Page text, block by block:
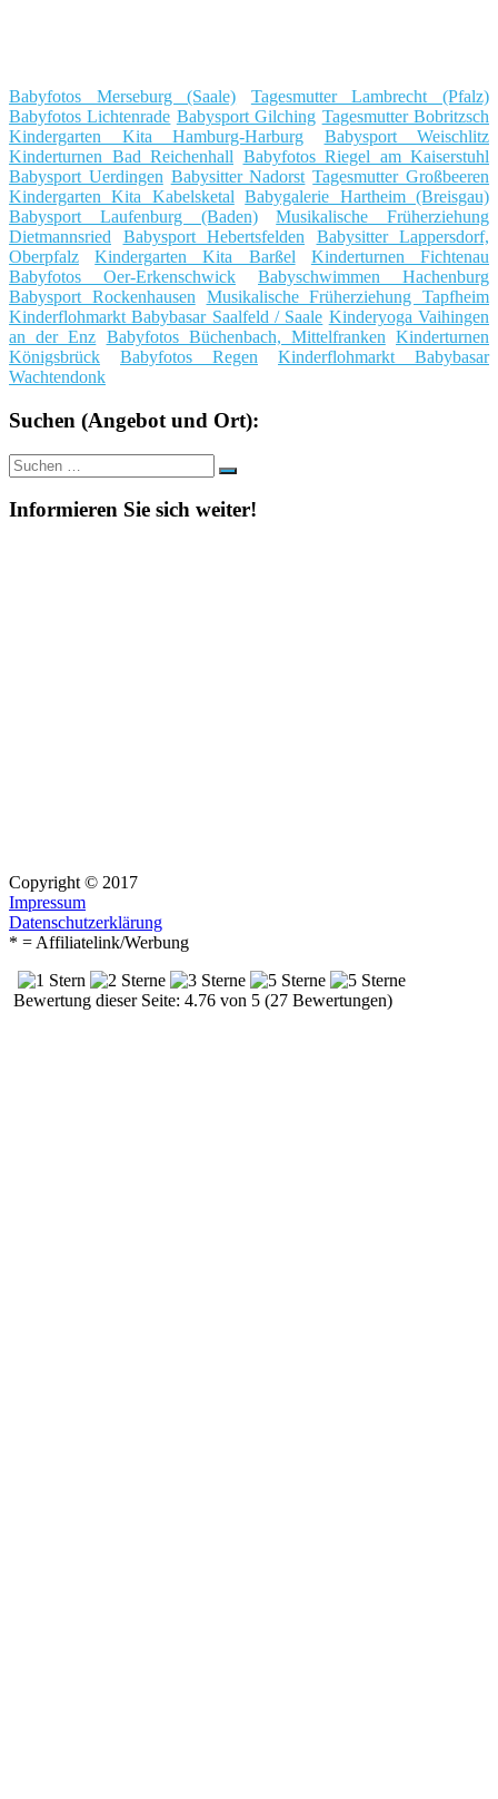
Babyfotos Merseburg (Saale)
Tagesmutter Lambrecht (Pfalz)
Babyfotos Lichtenrade Babysport Gilching Tagesmutter Bobritzsch
Kindergarten Kita Hamburg-Harburg
Babysport Weischlitz
Kinderturnen Bad Reichenhall Babyfotos Riegel am Kaiserstuhl
Babysport Uerdingen Babysitter Nadorst Tagesmutter Großbeeren
Kindergarten Kita Kabelsketal
Babygalerie Hartheim (Breisgau)
Babysport Laufenburg (Baden)
Musikalische Früherziehung
Dietmannsried
Babysport Hebertsfelden
Babysitter Lappersdorf,
Oberpfalz
Kindergarten Kita Barßel
Kinderturnen Fichtenau
Babyfotos Oer-Erkenschwick
Babyschwimmen Hachenburg
Babysport Rockenhausen
Musikalische Früherziehung Tapfheim
Kinderflohmarkt Babybasar Saalfeld / Saale Kinderyoga Vaihingen
an der Enz Babyfotos Büchenbach, Mittelfranken Kinderturnen
Königsbrück
Babyfotos Regen
Kinderflohmarkt Babybasar
Wachtendonk
Suchen (Angebot und Ort):
Suche
nach:
Suchen
Informieren Sie sich weiter!
Copyright © 2017
Impressum
Datenschutzerklärung
* = Affiliatelink/Werbung
Bewertung dieser Seite: 4.76 von 5 (27 Bewertungen)